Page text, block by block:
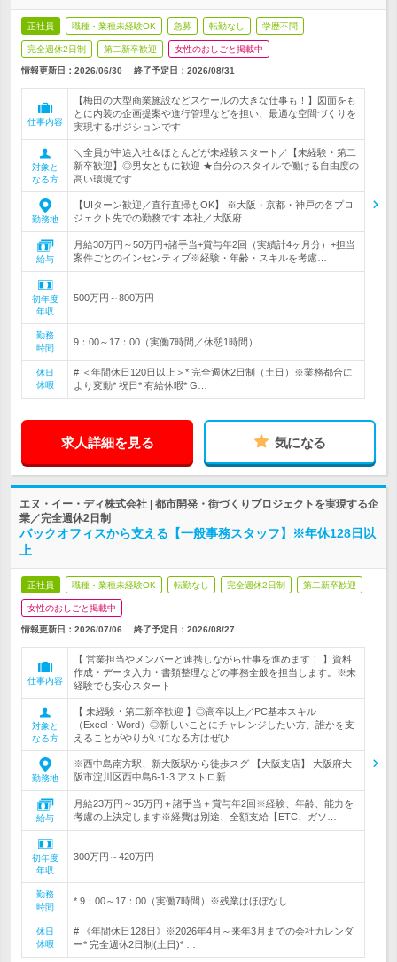
正社員 職種・業種未経験OK 急募 転勤なし 学歴不問
完全週休2日制 第二新卒歓迎 女性のおしごと掲載中
情報更新日：2026/06/30 終了予定日： 2026/08/31
仕事内容
【梅田の大型商業施設などスケールの大きな仕事も！】図面をも
とに内装の企画提案や進行管理などを担い、最適な空間づくりを
実現するポジションです
対象と
なる方
＼全員が中途入社＆ほとんどが未経験スタート／【未経験・第二
新卒歓迎】◎男女ともに歓迎 ★自分のスタイルで働ける自由度の
高い環境です
勤務地
【UIターン歓迎／直行直帰もOK】 ※大阪・京都・神戸の各プロ
ジェクト先での勤務です 本社／大阪府…
給与
月給30万円～50万円+諸手当+賞与年2回（実績計4ヶ月分）+担当
案件ごとのインセンティブ※経験・年齢・スキルを考慮…
初年度
年収
500万円～800万円
勤務
時間
9：00～17：00（実働7時間／休憩1時間）
休日
休暇
# ＜年間休日120日以上＞* 完全週休2日制（土日）※業務都合に
より変動* 祝日* 有給休暇* G…
求人詳細を見る 気になる
エヌ・イー・ディ株式会社 | 都市開発・街づくりプロジェクトを実現する企
業／完全週休2日制
バックオフィスから支える【一般事務スタッフ】※年休128日以
上
正社員 職種・業種未経験OK 転勤なし 完全週休2日制 第二新卒歓迎
女性のおしごと掲載中
情報更新日：2026/07/06 終了予定日： 2026/08/27
仕事内容
【 営業担当やメンバーと連携しながら仕事を進めます！ 】資料
作成・データ入力・書類整理などの事務全般を担当します。※未
経験でも安心スタート
対象と
なる方
【 未経験・第二新卒歓迎 】◎高卒以上／PC基本スキル
（Excel・Word）◎新しいことにチャレンジしたい方、誰かを支
えることがやりがいになる方はぜひ
勤務地
※西中島南方駅、新大阪駅から徒歩スグ 【大阪支店】 大阪府大
阪市淀川区西中島6-1-3 アストロ新…
給与
月給23万円～35万円＋諸手当＋賞与年2回※経験、年齢、能力を
考慮の上決定します※経費は別途、全額支給【ETC、ガソ…
初年度
年収
300万円～420万円
勤務
時間
* 9：00～17：00（実働7時間）※残業はほぼなし
休日
休暇
# 《年間休日128日》※2026年4月～来年3月までの会社カレンダ
ー* 完全週休2日制(土日)* …